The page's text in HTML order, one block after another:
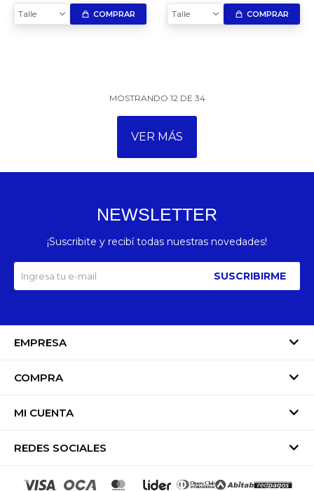
Talle COMPRAR Talle COMPRAR
MOSTRANDO 12 DE 34
VER MÁS
EMPRESA
COMPRA
MI CUENTA
REDES SOCIALES
NEWSLETTER
¡Suscribite y recibí todas nuestras novedades!
SUSCRIBIRME